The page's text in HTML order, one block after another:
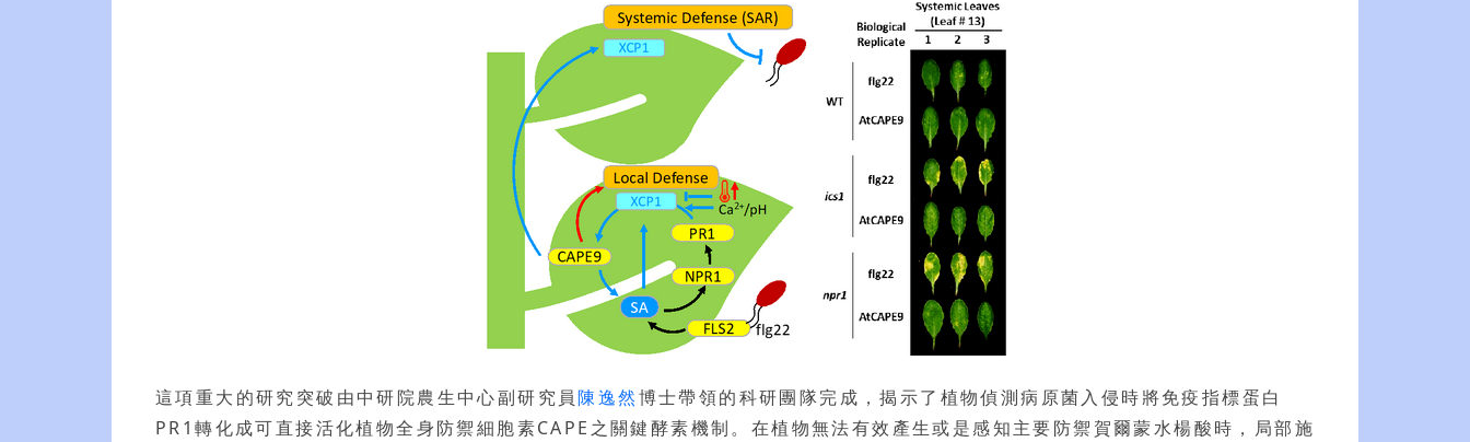
這項重大的研究突破由中研院農生中心副研究員陳逸然博士帶領的科研團隊完成，揭示了植物偵測病原菌入侵時將免疫指標蛋白
PR1轉化成可直接活化植物全身防禦細胞素CAPE之關鍵酵素機制。在植物無法有效產生或是感知主要防禦賀爾蒙水楊酸時，局部施